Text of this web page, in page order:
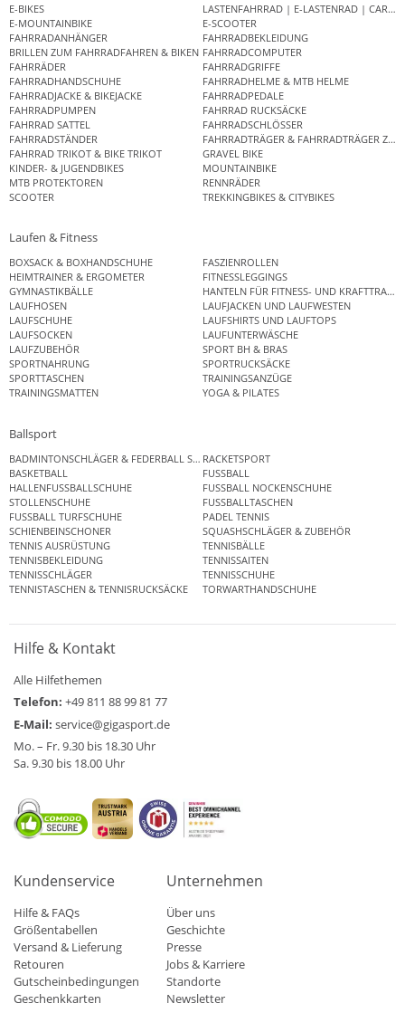
E-BIKES
LASTENFAHRRAD | E-LASTENRAD |
E-MOUNTAINBIKE
E-SCOOTER
FAHRRADANHÄNGER
FAHRRADBEKLEIDUNG
BRILLEN ZUM FAHRRADFAHREN & BIKEN FAHRRADCOMPUTER
FAHRRÄDER
FAHRRADGRIFFE
FAHRRADHANDSCHUHE
FAHRRADHELME & MTB HELME
FAHRRADJACKE & BIKEJACKE
FAHRRADPEDALE
FAHRRADPUMPEN
FAHRRAD RUCKSÄCKE
FAHRRAD SATTEL
FAHRRADSCHLÖSSER
FAHRRADSTÄNDER
FAHRRADTRÄGER & FAHRRADTRÄGER
FAHRRAD TRIKOT & BIKE TRIKOT
GRAVEL BIKE
KINDER- & JUGENDBIKES
MOUNTAINBIKE
MTB PROTEKTOREN
RENNRÄDER
SCOOTER
TREKKINGBIKES & CITYBIKES
Laufen & Fitness
BOXSACK & BOXHANDSCHUHE
FASZIENROLLEN
HEIMTRAINER & ERGOMETER
FITNESSLEGGINGS
GYMNASTIKBÄLLE
HANTELN FÜR FITNESS- UND
LAUFHOSEN
LAUFJACKEN UND LAUFWESTEN
LAUFSCHUHE
LAUFSHIRTS UND LAUFTOPS
LAUFSOCKEN
LAUFUNTERWÄSCHE
LAUFZUBEHÖR
SPORT BH & BRAS
SPORTNAHRUNG
SPORTRUCKSÄCKE
SPORTTASCHEN
TRAININGSANZÜGE
TRAININGSMATTEN
YOGA & PILATES
Ballsport
BADMINTONSCHLÄGER & FEDERBALL SETSRACKETSPORT
BASKETBALL
FUSSBALL
HALLENFUSSBALLSCHUHE
FUSSBALL NOCKENSCHUHE
STOLLENSCHUHE
FUSSBALLTASCHEN
FUSSBALL TURFSCHUHE
PADEL TENNIS
SCHIENBEINSCHONER
SQUASHSCHLÄGER & ZUBEHÖR
TENNIS AUSRÜSTUNG
TENNISBÄLLE
TENNISBEKLEIDUNG
TENNISSAITEN
TENNISSCHLÄGER
TENNISSCHUHE
TENNISTASCHEN & TENNISRUCKSÄCKE
TORWARTHANDSCHUHE
Hilfe & Kontakt
Alle Hilfethemen
Telefon: +49 811 88 99 81 77
E-Mail: service@gigasport.de
Mo. – Fr. 9.30 bis 18.30 Uhr
Sa. 9.30 bis 18.00 Uhr
Kundenservice
Hilfe & FAQs
Größentabellen
Versand & Lieferung
Retouren
Gutscheinbedingungen
Geschenkkarten
Unternehmen
Über uns
Geschichte
Presse
Jobs & Karriere
Standorte
Newsletter